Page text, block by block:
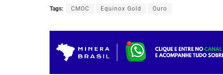
Tags: CMOC Equinox Gold Ouro